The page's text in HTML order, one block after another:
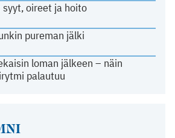
syyt, oireet ja hoito
pureman jälki
loman jälkeen – näin
palautuu